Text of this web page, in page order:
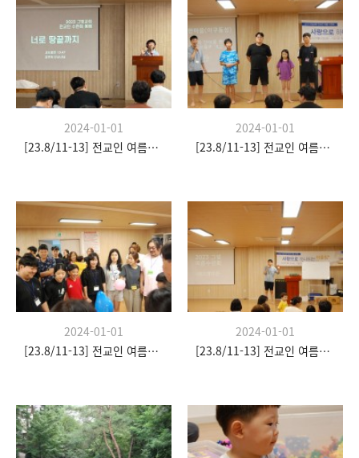
2024-01-01
[23.8/11-13] 전교인 여름수련회
2024-01-01
[23.8/11-13] 전교인 여름수련회
2024-01-01
[23.8/11-13] 전교인 여름수련회
2024-01-01
[23.8/11-13] 전교인 여름수련회